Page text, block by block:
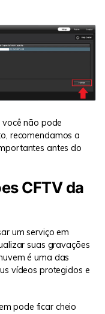
você não pode
recomendamos a
antes do
CFTV da
um serviço em
suas gravações
é uma das
vídeos protegidos e
pode ficar cheio